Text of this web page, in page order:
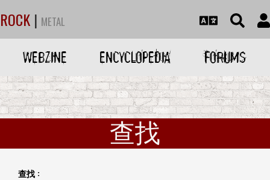
ROCK | METAL
WEBZINE ENCYCLOPEDIA FORUMS
查找
查找 :